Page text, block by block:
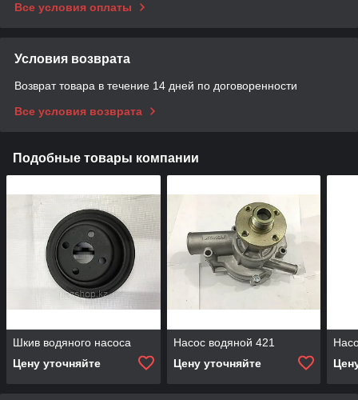
Все условия оплаты
Условия возврата
Возврат товара в течение 14 дней по договоренности
Все условия возврата
Подобные товары компании
Шкив водяного насоса
Цену уточняйте
Насос водяной 421
Цену уточняйте